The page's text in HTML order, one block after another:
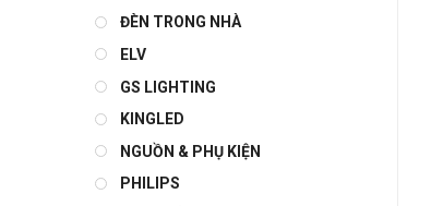
ĐÈN TRONG NHÀ
ELV
GS LIGHTING
KINGLED
NGUỒN & PHỤ KIỆN
PHILIPS